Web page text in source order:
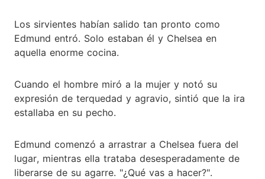
Los sirvientes habían salido tan pronto como
Edmund entró. Solo estaban él y Chelsea en
aquella enorme cocina.
Cuando el hombre miró a la mujer y notó su
expresión de terquedad y agravio, sintió que la ira
estallaba en su pecho.
Edmund comenzó a arrastrar a Chelsea fuera del
lugar, mientras ella trataba desesperadamente de
liberarse de su agarre. "¿Qué vas a hacer?".